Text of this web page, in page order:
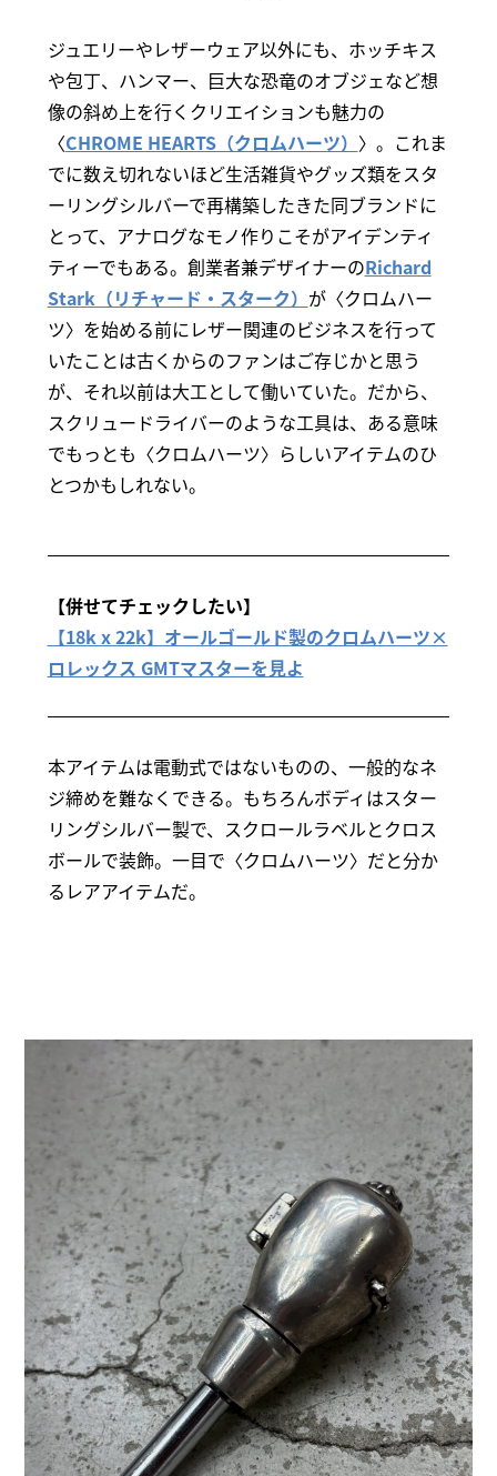
ジュエリーやレザーウェア以外にも、ホッチキス
や包丁、ハンマー、巨大な恐竜のオブジェなど想
像の斜め上を行くクリエイションも魅力の
〈CHROME HEARTS（クロムハーツ） 〉。これま
でに数え切れないほど生活雑貨やグッズ類をスタ
ーリングシルバーで再構築したきた同ブランドに
とって、アナログなモノ作りこそがアイデンティ
ティーでもある。創業者兼デザイナーのRichard
Stark（リチャード・スターク） が〈クロムハー
ツ〉を始める前にレザー関連のビジネスを行って
いたことは古くからのファンはご存じかと思う
が、それ以前は大工として働いていた。だから、
スクリュードライバーのような工具は、ある意味
でもっとも〈クロムハーツ〉らしいアイテムのひ
とつかもしれない。
【併せてチェックしたい】
【18k x 22k】オールゴールド製のクロムハーツ×
ロレックス GMTマスターを見よ
本アイテムは電動式ではないものの、一般的なネ
ジ締めを難なくできる。もちろんボディはスター
リングシルバー製で、スクロールラベルとクロス
ボールで装飾。一目で〈クロムハーツ〉だと分か
るレアアイテムだ。